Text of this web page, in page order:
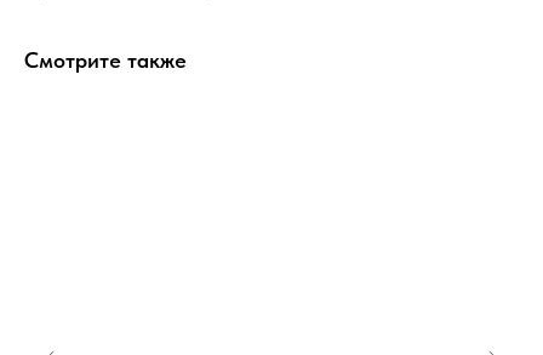
Смотрите также